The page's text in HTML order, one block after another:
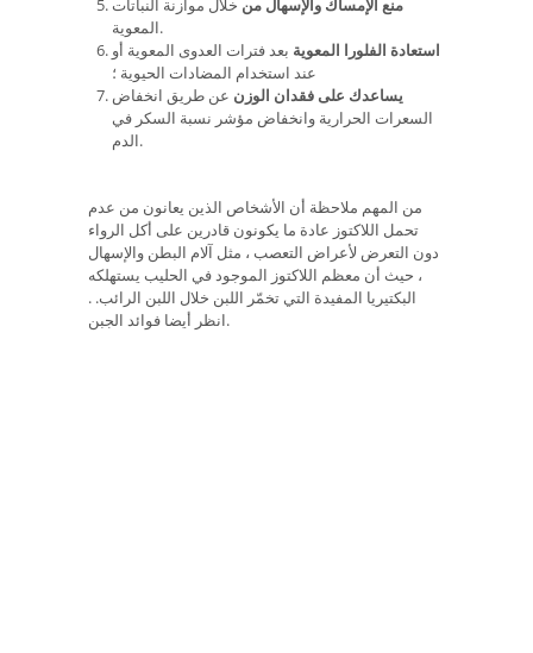
منع الإمساك والإسهال من خلال موازنة النباتات
المعوية.
استعادة الفلورا المعوية بعد فترات العدوى المعوية أو
عند استخدام المضادات الحيوية ؛
يساعدك على فقدان الوزن عن طريق انخفاض
السعرات الحرارية وانخفاض مؤشر نسبة السكر في
الدم.
من المهم ملاحظة أن الأشخاص الذين يعانون من عدم
تحمل اللاكتوز عادة ما يكونون قادرين على أكل الرواء
دون التعرض لأعراض التعصب ، مثل آلام البطن والإسهال
، حيث أن معظم اللاكتوز الموجود في الحليب يستهلكه
البكتيريا المفيدة التي تخمّر اللبن خلال اللبن الرائب. .
انظر أيضا فوائد الجبن.